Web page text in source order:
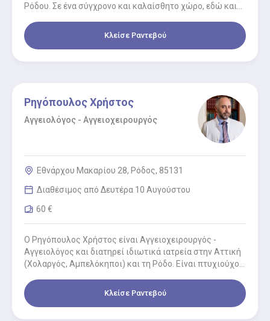
Ρόδου. Σε ένα σύγχρονο και καλαίσθητο χώρο, εδώ και
Κλείσε Ραντεβού
Ρηγόπουλος Χρήστος
Αγγειολόγος - Αγγειοχειρουργός
Εθνάρχου Μακαρίου 28, Ρόδος, 85131
Διαθέσιμος από Δευτέρα 10 Αυγούστου
60 €
Ο Ρηγόπουλος Χρήστος είναι Aγγειοχειρουργός -
Aγγειολόγος και διατηρεί ιδιωτικά ιατρεία στην Αττική
(Χολαργός, Αμπελόκηποι) και τη Ρόδο. Είναι πτυχιούχος
Κλείσε Ραντεβού